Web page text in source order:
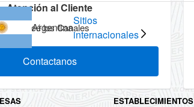
Argentina
Sitios
internacionales
ESTABLECIMIENTOS
Atención al Cliente
Conocé los Canales
Contactanos